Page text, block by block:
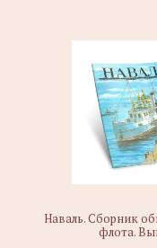
Наваль. Сборник
флота.